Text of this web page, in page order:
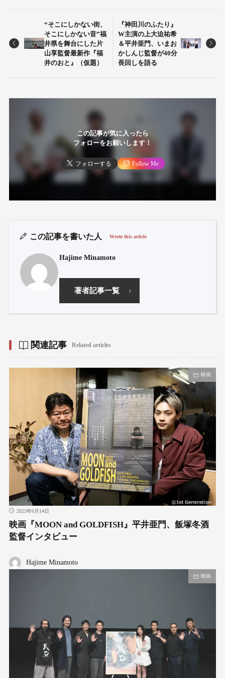
“そこにしかない街、
そこにしかない音”福
井県を舞台にした片
山享監督最新作『福
井のおと』（仮題）
『神田川のふたり』
W主演の上大迫祐希
＆平井亜門、いまお
かしんじ監督が40分
長回しを語る
この記事が気に入ったら
フォローをお願いします！
フォローする Follow Me
この記事を書いた人 Wrote this article
Hajime Minamoto
著者記事一覧
関連記事 Related articles
映画
2023年6月14日
映画『MOON and GOLDFISH』平井亜門、飯塚冬酒
監督インタビュー
Hajime Minamoto
映画